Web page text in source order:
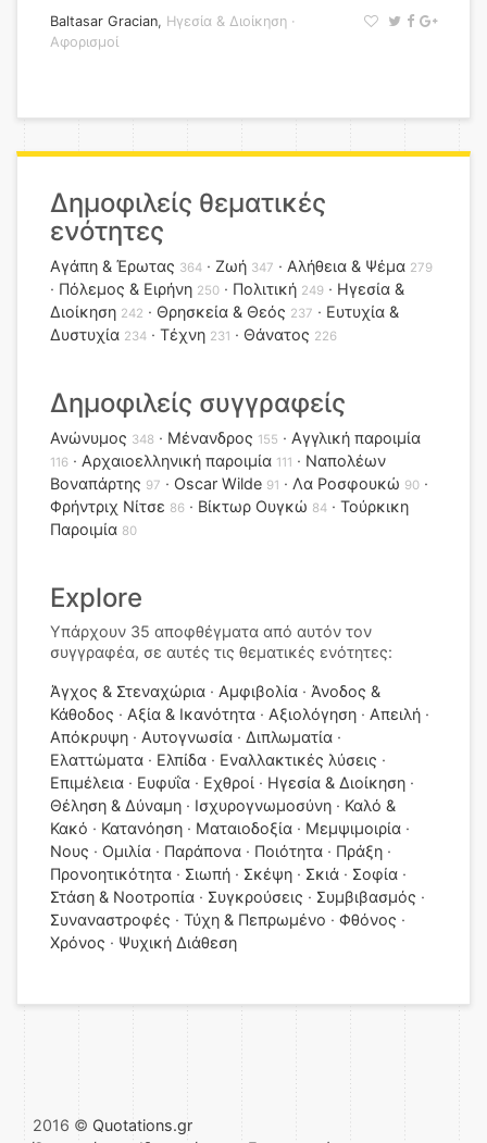
Baltasar Gracian, Ηγεσία & Διοίκηση ·
Αφορισμοί
Δημοφιλείς θεματικές
ενότητες
Αγάπη & Έρωτας 364 Ζωή 347 Αλήθεια & Ψέμα 279
Πόλεμος & Ειρήνη 250 Πολιτική 249
Ηγεσία &
Διοίκηση 242 Θρησκεία & Θεός 237
Ευτυχία &
Δυστυχία 234 Τέχνη 231 Θάνατος 226
Δημοφιλείς συγγραφείς
Ανώνυμος 348 Μένανδρος 155 Αγγλική παροιμία
116 Αρχαιοελληνική παροιμία 111
Ναπολέων
Βοναπάρτης 97 Oscar Wilde 91 Λα Ροσφουκώ 90
Φρήντριχ Νίτσε 86 Βίκτωρ Ουγκώ 84
Τούρκικη
Παροιμία 80
Explore
Υπάρχουν 35 αποφθέγματα από αυτόν τον
συγγραφέα, σε αυτές τις θεματικές ενότητες:
Άγχος & Στεναχώρια Αμφιβολία
Άνοδος &
Κάθοδος
Αξία & Ικανότητα Αξιολόγηση
Απειλή
Απόκρυψη
Αυτογνωσία
Διπλωματία
Ελαττώματα
Ελπίδα
Εναλλακτικές λύσεις
Επιμέλεια
Ευφυΐα Εχθροί
Ηγεσία & Διοίκηση
Θέληση & Δύναμη
Ισχυρογνωμοσύνη
Καλό &
Κακό
Κατανόηση Ματαιοδοξία
Μεμψιμοιρία
Νους
Ομιλία Παράπονα Ποιότητα
Πράξη
Προνοητικότητα
Σιωπή Σκέψη Σκιά
Σοφία
Στάση & Νοοτροπία
Συγκρούσεις
Συμβιβασμός
Συναναστροφές
Τύχη & Πεπρωμένο
Φθόνος
Χρόνος
Ψυχική Διάθεση
2016 © Quotations.gr